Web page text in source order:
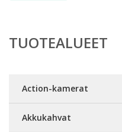
TUOTEALUEET
Action-kamerat
Akkukahvat